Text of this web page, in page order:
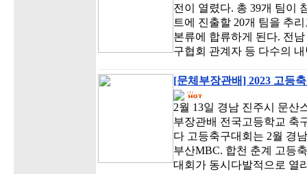
전이 열렸다. 총 39개 팀이
트에 진출할 20개 팀을 추
본류에 합류하게 된다. 전
구협회 관계자 등 다수의
[문체부장관배] 2023 고등
2월 13일 경남 진주시 문산
부장관배 전국고등학교 축
다 고등축구대회는 2월 경
부산MBC. 합천 춘계 고등
대회가 동시다발적으로 열